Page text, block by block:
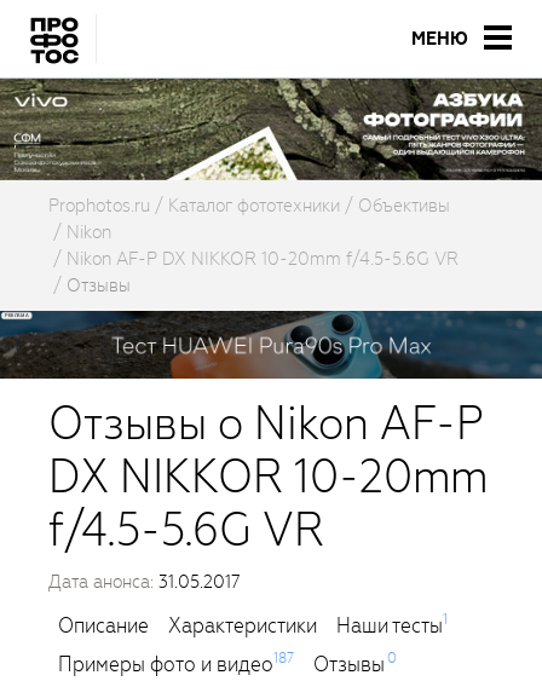
МЕНЮ
Prophotos.ru Каталог фототехники
Объективы
Nikon
Nikon AF-P DX NIKKOR 10-20mm f/4.5-5.6G VR
Отзывы
Отзывы о Nikon AF-P
DX NIKKOR 10-20mm
f/4.5-5.6G VR
Дата анонса: 31.05.2017
Описание Характеристики Наши тесты1
Примеры фото и видео187 Отзывы0